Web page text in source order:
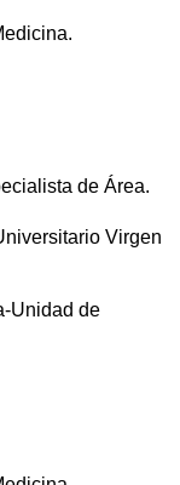
de Área.
Virgen
Unidad de